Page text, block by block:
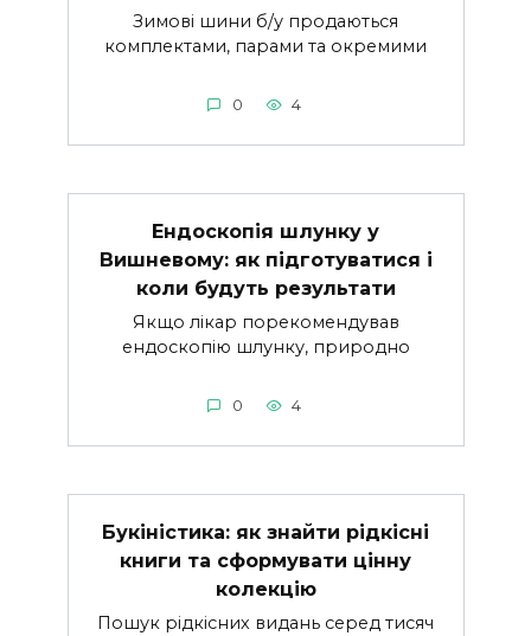
Зимові шини б/у продаються
комплектами, парами та окремими
0 4
Ендоскопія шлунку у
Вишневому: як підготуватися і
коли будуть результати
Якщо лікар порекомендував
ендоскопію шлунку, природно
0 4
Букіністика: як знайти рідкісні
книги та сформувати цінну
колекцію
Пошук рідкісних видань серед тисяч